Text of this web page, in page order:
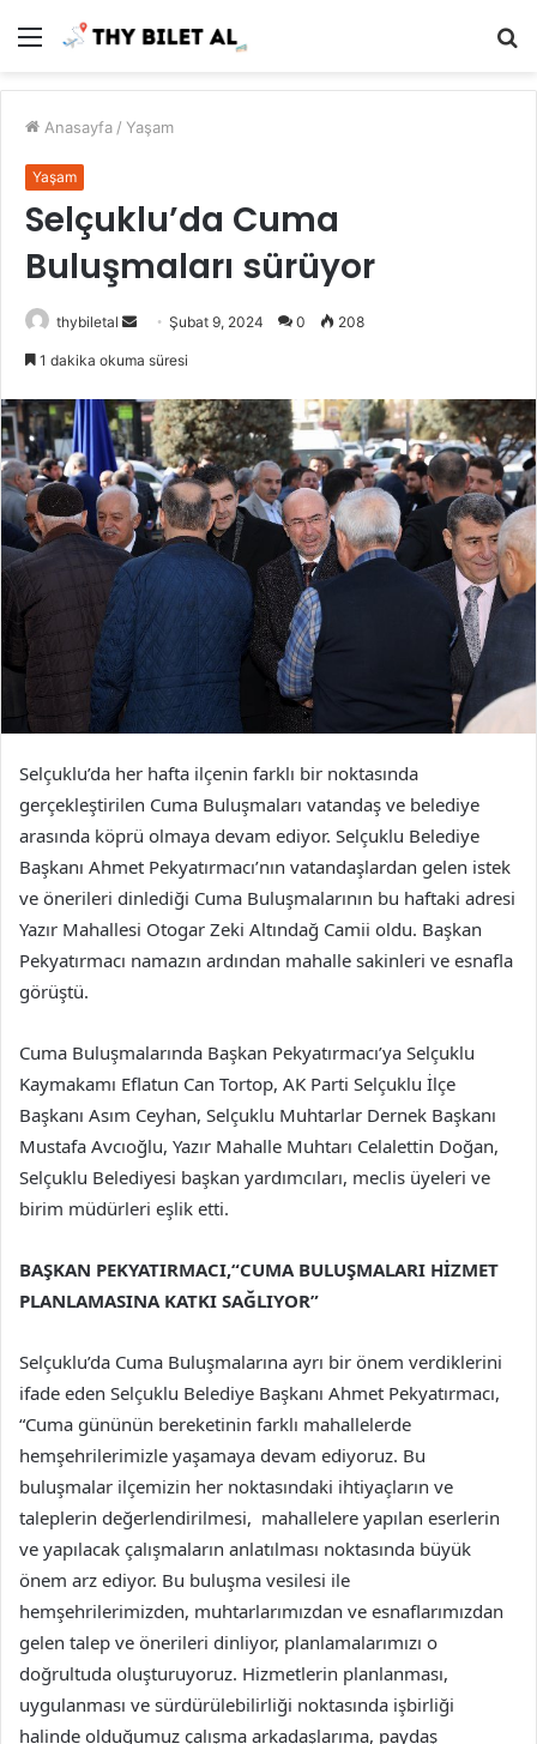
Menü
Anasayfa / Yaşam
Yaşam
Selçuklu’da Cuma
Buluşmaları sürüyor
thybiletal
Bir
göndermek
Şubat 9, 2024 0 208
1 dakika okuma süresi
Selçuklu’da her hafta ilçenin farklı bir noktasında
gerçekleştirilen Cuma Buluşmaları vatandaş ve belediye
arasında köprü olmaya devam ediyor. Selçuklu Belediye
Başkanı Ahmet Pekyatırmacı’nın vatandaşlardan gelen istek
ve önerileri dinlediği Cuma Buluşmalarının bu haftaki adresi
Yazır Mahallesi Otogar Zeki Altındağ Camii oldu. Başkan
Pekyatırmacı namazın ardından mahalle sakinleri ve esnafla
görüştü.
Cuma Buluşmalarında Başkan Pekyatırmacı’ya Selçuklu
Kaymakamı Eflatun Can Tortop, AK Parti Selçuklu İlçe
Başkanı Asım Ceyhan, Selçuklu Muhtarlar Dernek Başkanı
Mustafa Avcıoğlu, Yazır Mahalle Muhtarı Celalettin Doğan,
Selçuklu Belediyesi başkan yardımcıları, meclis üyeleri ve
birim müdürleri eşlik etti.
BAŞKAN PEKYATIRMACI,“CUMA BULUŞMALARI HİZMET
PLANLAMASINA KATKI SAĞLIYOR”
Selçuklu’da Cuma Buluşmalarına ayrı bir önem verdiklerini
ifade eden Selçuklu Belediye Başkanı Ahmet Pekyatırmacı,
“Cuma gününün bereketinin farklı mahallelerde
hemşehrilerimizle yaşamaya devam ediyoruz. Bu
buluşmalar ilçemizin her noktasındaki ihtiyaçların ve
taleplerin değerlendirilmesi, mahallelere yapılan eserlerin
ve yapılacak çalışmaların anlatılması noktasında büyük
önem arz ediyor. Bu buluşma vesilesi ile
hemşehrilerimizden, muhtarlarımızdan ve esnaflarımızdan
gelen talep ve önerileri dinliyor, planlamalarımızı o
doğrultuda oluşturuyoruz. Hizmetlerin planlanması,
uygulanması ve sürdürülebilirliği noktasında işbirliği
halinde olduğumuz çalışma arkadaşlarıma, paydaş